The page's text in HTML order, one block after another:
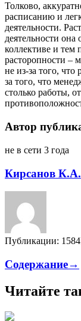
Толково,
расписанию и
деятельности.
деятельности она
коллективе и тем
расторопности –
не из-за того, что
за того, что
столько работы,
Автор
не в сети 3 года
Кирсанов К.А.
Публикации: 1584
Содержание→
Читайте